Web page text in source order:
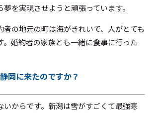
を実現させようと頑張っています。
者の地元の町は海がきれいで、人がとても
。婚約者の家族とも一緒に食事に行った
岡に来たのですか？
いからです。新潟は雪がすごくて最強寒